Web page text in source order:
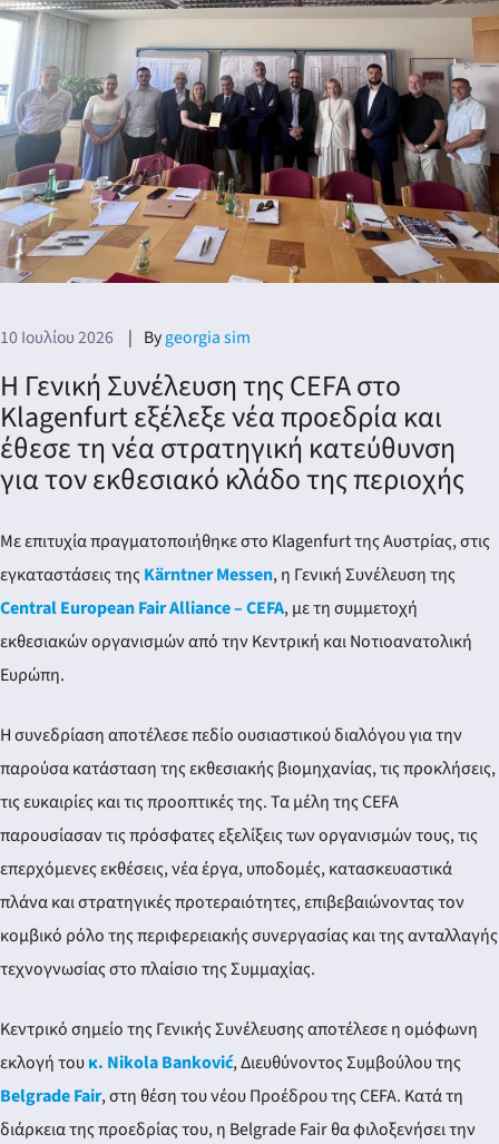
10 Ιουλίου 2026 Bygeorgia sim
Η Γενική Συνέλευση της CEFA στο
Klagenfurt εξέλεξε νέα προεδρία και
έθεσε τη νέα στρατηγική κατεύθυνση
για τον εκθεσιακό κλάδο της περιοχής
Με επιτυχία πραγματοποιήθηκε στο Klagenfurt της Αυστρίας, στις
εγκαταστάσεις της Kärntner Messen, η Γενική Συνέλευση της
Central European Fair Alliance – CEFA, με τη συμμετοχή
εκθεσιακών οργανισμών από την Κεντρική και Νοτιοανατολική
Ευρώπη.
Η συνεδρίαση αποτέλεσε πεδίο ουσιαστικού διαλόγου για την
παρούσα κατάσταση της εκθεσιακής βιομηχανίας, τις προκλήσεις,
τις ευκαιρίες και τις προοπτικές της. Τα μέλη της CEFA
παρουσίασαν τις πρόσφατες εξελίξεις των οργανισμών τους, τις
επερχόμενες εκθέσεις, νέα έργα, υποδομές, κατασκευαστικά
πλάνα και στρατηγικές προτεραιότητες, επιβεβαιώνοντας τον
κομβικό ρόλο της περιφερειακής συνεργασίας και της ανταλλαγής
τεχνογνωσίας στο πλαίσιο της Συμμαχίας.
Κεντρικό σημείο της Γενικής Συνέλευσης αποτέλεσε η ομόφωνη
εκλογή τουκ. Nikola Banković, Διευθύνοντος Συμβούλου της
Belgrade Fair, στη θέση του νέου Προέδρου της CEFA. Κατά τη
διάρκεια της προεδρίας του, η Belgrade Fair θα φιλοξενήσει την